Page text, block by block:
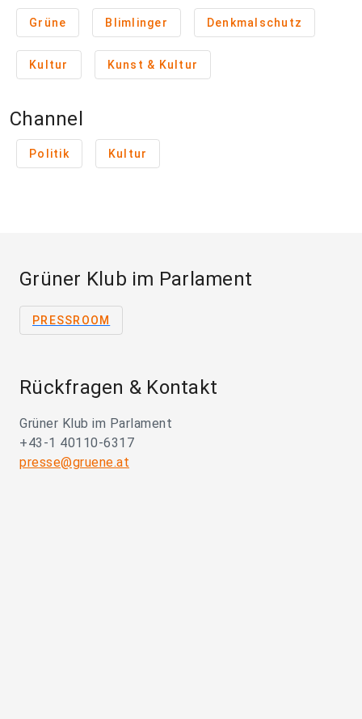
Grüne Blimlinger Denkmalschutz
Kultur Kunst & Kultur
Channel
Politik Kultur
Grüner Klub im Parlament
PRESSROOM
Rückfragen & Kontakt
Grüner Klub im Parlament
+43-1 40110-6317
presse@gruene.at